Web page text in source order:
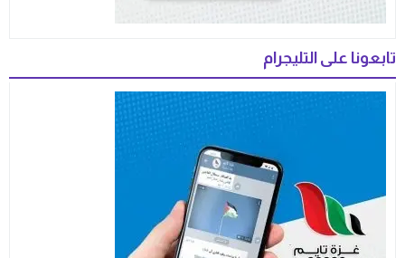
تابعونا على التليجرام